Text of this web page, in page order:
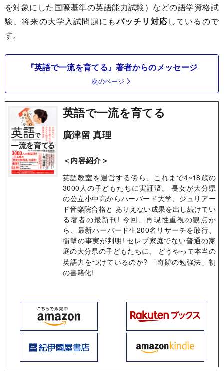
を対象にした国際基準の英語能力試験）などの語学資格試
験、将来の大学入試問題にもバッチリ対応しているので
す。
『英語で一流を育てる』著者からのメッセージ
次のページ
英語で一流を育てる
廣津留 真理
＜内容紹介＞
英語教室を運営する傍ら、これまで4~18歳の
3000人の子どもたちに実証済。 長女が大分県
の公立小中高からハーバード大学、ジュリアー
ド音楽院合格と ありえない成果を出し続けてい
る著者の最新刊! 今回、再現性重視の観点か
ら、最新ハーバード生200名リサーチを敢行、
衝撃の事実が判明! セレブ家庭でない普通の家
庭の大分県の子どもたちに、 どうやって本当の
英語力をつけているのか? 「奇跡の勉強法」初
の書籍化!